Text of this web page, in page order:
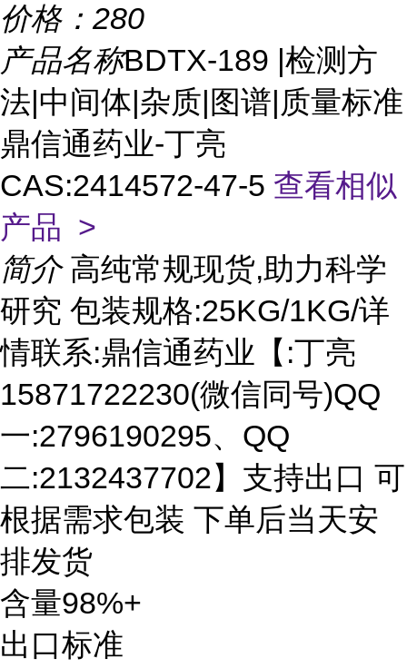
价格： 280
产品名称BDTX-189 |检测方
法|中间体|杂质|图谱|质量标准
鼎信通药业-丁亮
CAS:2414572-47-5 查看相似
产品 >
简介 高纯常规现货,助力科学
研究 包装规格:25KG/1KG/详
情联系:鼎信通药业【:丁亮
15871722230(微信同号)QQ
一:2796190295、QQ
二:2132437702】支持出口 可
根据需求包装 下单后当天安
排发货
含量98%+
出口标准